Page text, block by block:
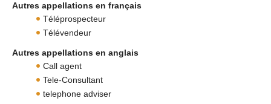
Autres appellations en français
Téléprospecteur
Télévendeur
Autres appellations en anglais
Call agent
Tele-Consultant
telephone adviser